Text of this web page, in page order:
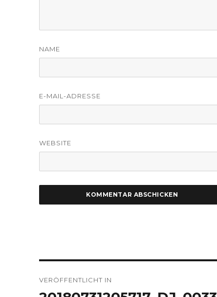
NAME
E-MAIL-ADRESSE
WEBSITE
VERÖFFENTLICHT IN